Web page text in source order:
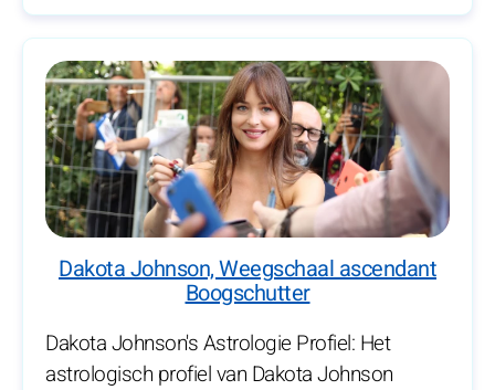
Dakota Johnson, Weegschaal ascendant
Boogschutter
Dakota Johnson's Astrologie Profiel: Het
astrologisch profiel van Dakota Johnson